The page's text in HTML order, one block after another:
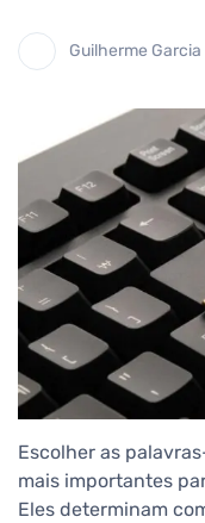
Guilherme Garcia
Escolher as
mais importantes
Eles determinam